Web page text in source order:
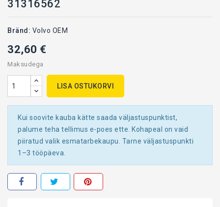
31316562
Bränd: Volvo OEM
32,60 €
Maksudega
LISA OSTUKORVI
Kui soovite kauba kätte saada väljastuspunktist,
palume teha tellimus e-poes ette. Kohapeal on vaid
piiratud valik esmatarbekaupu. Tarne väljastuspunkti
1–3 tööpäeva.